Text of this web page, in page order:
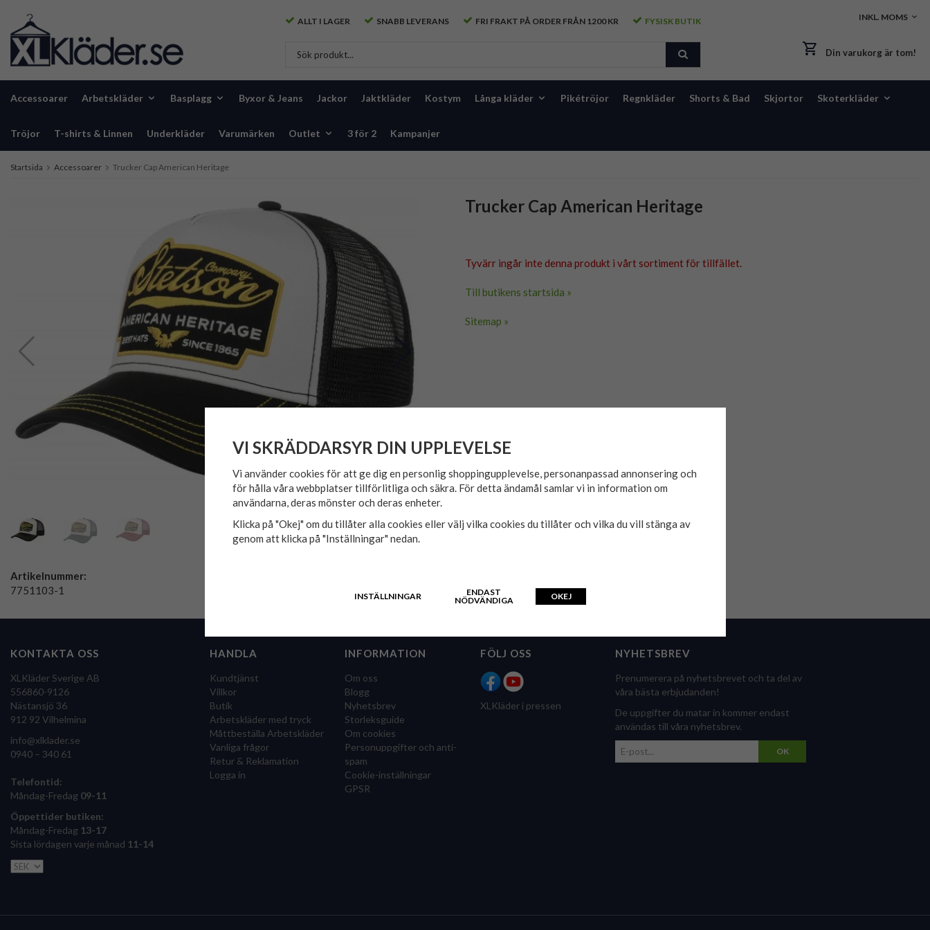
ALLT I LAGER SNABB LEVERANS FRI FRAKT PÅ ORDER FRÅN 1200 KR FYSISK BUTIK
Din varukorg är tom!
Accessoarer Arbetskläder Basplagg Byxor & Jeans Jackor Jaktkläder Kostym Långa kläder Pikétröjor Regnkläder Shorts & Bad Skjortor Skoterkläder
Tröjor T-shirts & Linnen Underkläder Varumärken Outlet 3 för 2 Kampanjer
Startsida Accessoarer Trucker Cap American Heritage
Trucker Cap American Heritage
Tyvärr ingår inte denna produkt i vårt sortiment för tillfället.
Till butikens startsida »
Sitemap »
Artikelnummer:
7751103-1
KONTAKTA OSS
XLKläder Sverige AB
556860-9126
Nästansjö 36
912 92 Vilhelmina
info@xlklader.se
0940 – 340 61
Telefontid:
Måndag-Fredag 09-11
Öppettider butiken:
Måndag-Fredag 13-17
Sista lördagen varje månad 11-14
HANDLA
Kundtjänst
Villkor
Butik
Arbetskläder med tryck
Måttbeställa Arbetskläder
Vanliga frågor
Retur & Reklamation
Logga in
INFORMATION
Om oss
Blogg
Nyhetsbrev
Storleksguide
Om cookies
Personuppgifter och anti-
spam
Cookie-inställningar
GPSR
FÖLJ OSS
XLKläder i pressen
NYHETSBREV
Prenumerera på nyhetsbrevet och ta del av
våra bästa erbjudanden!
De uppgifter du matar in kommer endast
användas till våra nyhetsbrev.
OK
VI SKRÄDDARSYR DIN UPPLEVELSE
Vi använder cookies för att ge dig en personlig shoppingupplevelse, personanpassad annonsering och
för hålla våra webbplatser tillförlitliga och säkra. För detta ändamål samlar vi in information om
användarna, deras mönster och deras enheter.
Klicka på "Okej" om du tillåter alla cookies eller välj vilka cookies du tillåter och vilka du vill stänga av
genom att klicka på "Inställningar" nedan.
INSTÄLLNINGAR
ENDAST
NÖDVÄNDIGA
OKEJ